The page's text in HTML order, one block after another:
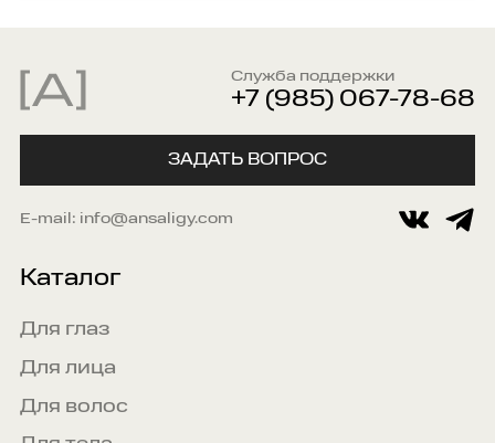
Каталог
Для глаз
Для лица
Для волос
Служба поддержки
+7 (985) 067-78-68
ЗАДАТЬ ВОПРОС
E-mail: info@ansaligy.com